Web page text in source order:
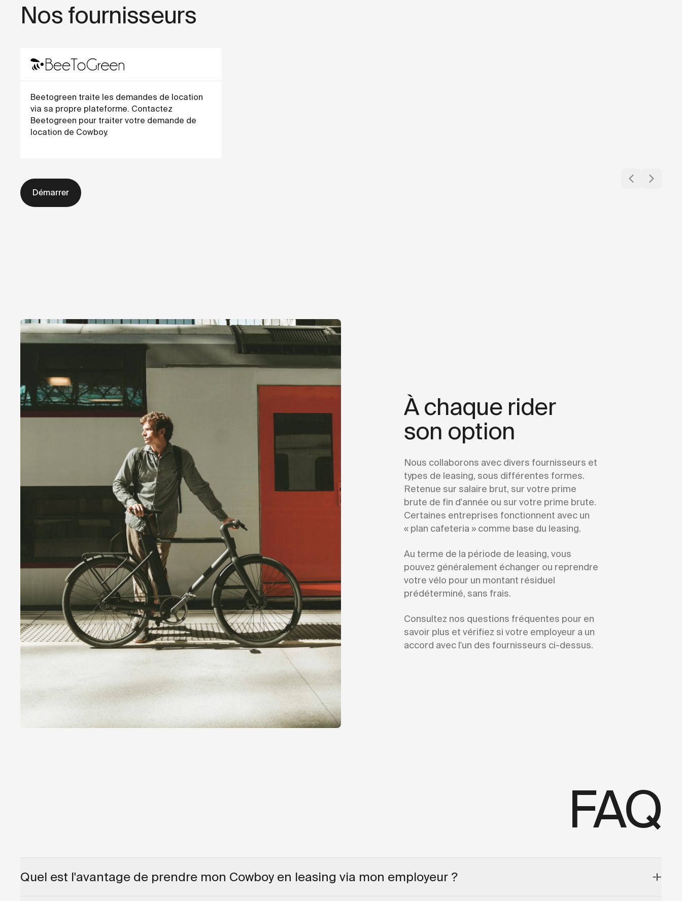
Nos fournisseurs
Beetogreen traite les demandes de location
via sa propre plateforme. Contactez
Beetogreen pour traiter votre demande de
location de Cowboy.
Démarrer
À chaque rider
son option
Nous collaborons avec divers fournisseurs et
types de leasing, sous différentes formes.
Retenue sur salaire brut, sur votre prime
brute de fin d'année ou sur votre prime brute.
Certaines entreprises fonctionnent avec un
« plan cafeteria » comme base du leasing.
Au terme de la période de leasing, vous
pouvez généralement échanger ou reprendre
votre vélo pour un montant résiduel
prédéterminé, sans frais.
Consultez nos questions fréquentes pour en
savoir plus et vérifiez si votre employeur a un
accord avec l'un des fournisseurs ci-dessus.
FAQ
Quel est l'avantage de prendre mon Cowboy en leasing via mon employeur ?